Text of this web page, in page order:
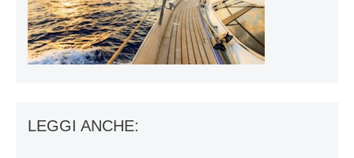
LEGGI ANCHE: